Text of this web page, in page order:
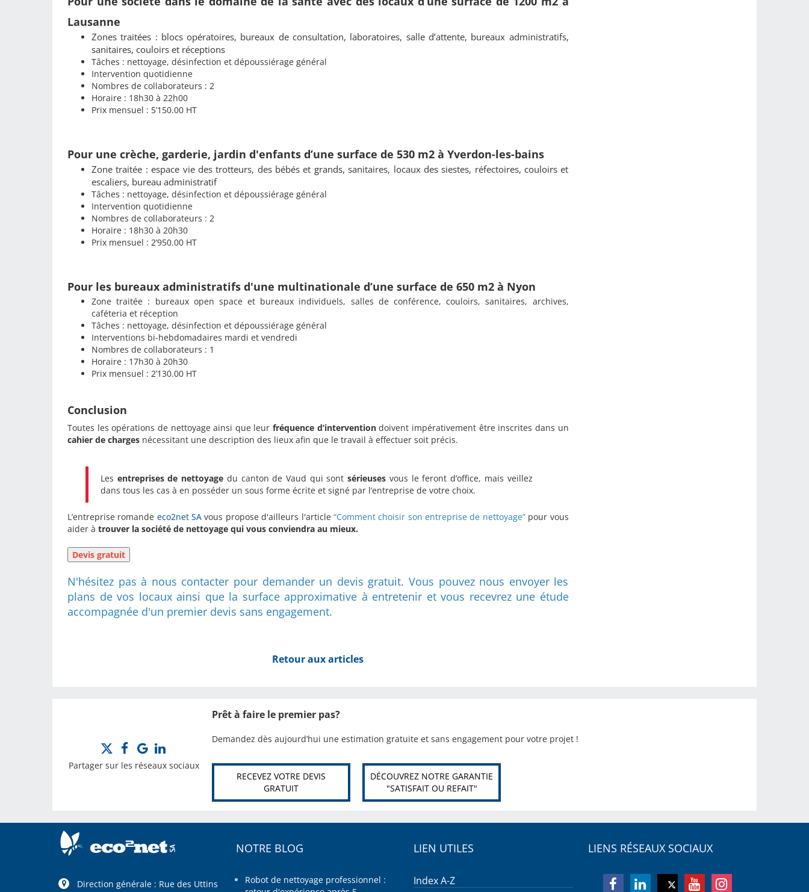
Lausanne
Zones traitées : blocs opératoires, bureaux de consultation, laboratoires, salle d’attente, bureaux administratifs,
sanitaires, couloirs et réceptions
Tâches : nettoyage, désinfection et dépoussiérage général
Intervention quotidienne
Nombres de collaborateurs : 2
Horaire : 18h30 à 22h00
Prix mensuel : 5’150.00 HT
Pour une crèche, garderie, jardin d'enfants d’une surface de 530 m2 à Yverdon-les-bains
Zone traitée : espace vie des trotteurs, des bébés et grands, sanitaires, locaux des siestes, réfectoires, couloirs et
escaliers, bureau administratif
Tâches : nettoyage, désinfection et dépoussiérage général
Intervention quotidienne
Nombres de collaborateurs : 2
Horaire : 18h30 à 20h30
Prix mensuel : 2’950.00 HT
Pour les bureaux administratifs d'une multinationale d’une surface de 650 m2 à Nyon
Zone traitée : bureaux open space et bureaux individuels, salles de conférence, couloirs, sanitaires, archives,
caféteria et réception
​Tâches : nettoyage, désinfection et dépoussiérage général
Interventions bi-hebdomadaires mardi et vendredi
Nombres de collaborateurs : 1
Horaire : 17h30 à 20h30
Prix mensuel : 2’130.00 HT
Conclusion
Toutes les opérations de nettoyage ainsi que leurfréquence d’interventiondoivent impérativement être inscrites dans un
cahier de charges nécessitant une description des lieux afin que le travail à effectuer soit précis.
Les entreprises de nettoyage du canton de Vaud qui sontsérieuses vous le feront d’office, mais veillez
dans tous les cas à en posséder un sous forme écrite et signé par l’entreprise de votre choix.
L’entreprise romande eco2net SAvous propose d'ailleurs l'article “Comment choisir son entreprise de nettoyage”pour vous
aider à trouver la société de nettoyage qui vous conviendra au mieux.
N'hésitez pas à nous contacter pour demander un devis gratuit. Vous pouvez nous envoyer les
plans de vos locaux ainsi que la surface approximative à entretenir et vous recevrez une étude
accompagnée d'un premier devis sans engagement.
Retour aux articles
Partager sur les réseaux sociaux
Prêt à faire le premier pas?
Demandez dès aujourd’hui une estimation gratuite et sans engagement pour votre projet !
RECEVEZ VOTRE DEVIS
GRATUIT
DÉCOUVREZ NOTRE GARANTIE
"SATISFAIT OU REFAIT"
Direction générale : Rue des Uttins
NOTRE BLOG
Robot de nettoyage professionnel :
LIEN UTILES
Index A-Z
LIENS RÉSEAUX SOCIAUX